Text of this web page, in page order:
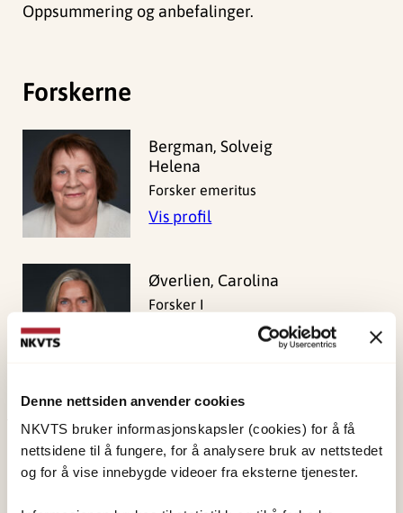
Denne nettsiden anvender cookies
NKVTS bruker informasjonskapsler (cookies) for å få
nettsidene til å fungere, for å analysere bruk av nettstedet
og for å vise innebygde videoer fra eksterne tjenester.
Oppsummering og anbefalinger.
Forskerne
Bergman, Solveig
Helena
Forsker emeritus
Vis profil
Øverlien, Carolina
Forsker I
Publisert:19. mars 2026
Sist redigert:7. august 2026